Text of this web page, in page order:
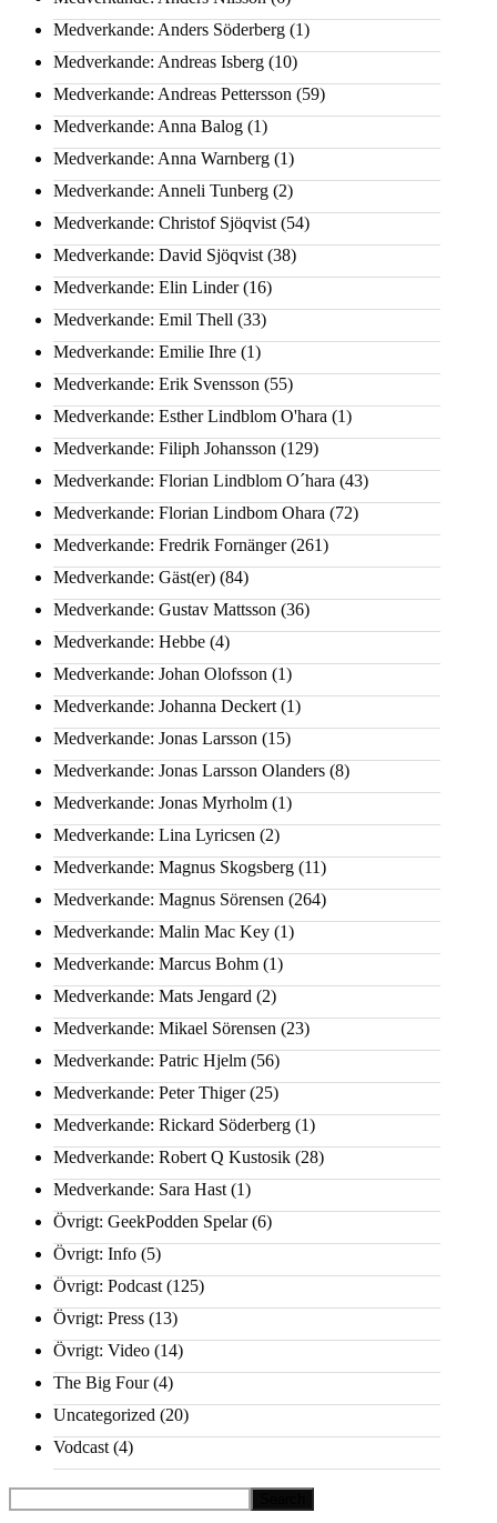
Medverkande: Anders Söderberg (1)
Medverkande: Andreas Isberg (10)
Medverkande: Andreas Pettersson (59)
Medverkande: Anna Balog (1)
Medverkande: Anna Warnberg (1)
Medverkande: Anneli Tunberg (2)
Medverkande: Christof Sjöqvist (54)
Medverkande: David Sjöqvist (38)
Medverkande: Elin Linder(16)
Medverkande: Emil Thell (33)
Medverkande: Emilie Ihre (1)
Medverkande: Erik Svensson (55)
Medverkande: Esther Lindblom O'hara (1)
Medverkande: Filiph Johansson (129)
Medverkande: Florian Lindblom O´hara (43)
Medverkande: Florian Lindbom Ohara (72)
Medverkande: Fredrik Fornänger(261)
Medverkande: Gäst(er) (84)
Medverkande: Gustav Mattsson (36)
Medverkande: Hebbe (4)
Medverkande: Johan Olofsson (1)
Medverkande: Johanna Deckert (1)
Medverkande: Jonas Larsson (15)
Medverkande: Jonas Larsson Olanders (8)
Medverkande: Jonas Myrholm (1)
Medverkande: Lina Lyricsen (2)
Medverkande: Magnus Skogsberg (11)
Medverkande: Magnus Sörensen (264)
Medverkande: Malin Mac Key (1)
Medverkande: Marcus Bohm (1)
Medverkande: Mats Jengard (2)
Medverkande: Mikael Sörensen (23)
Medverkande: Patric Hjelm (56)
Medverkande: Peter Thiger(25)
Medverkande: Rickard Söderberg (1)
Medverkande: Robert Q Kustosik (28)
Medverkande: Sara Hast (1)
Övrigt: GeekPodden Spelar(6)
Övrigt: Info (5)
Övrigt: Podcast (125)
Övrigt: Press (13)
Övrigt: Video (14)
The Big Four(4)
Uncategorized (20)
Vodcast (4)